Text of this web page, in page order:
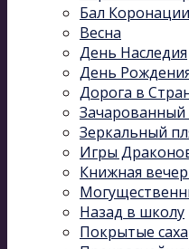
Бал Коронации
Весна
День Наследия
День
Дорога в
Зеркальный
Игры
Книжная
Назад в школу
Покрытые